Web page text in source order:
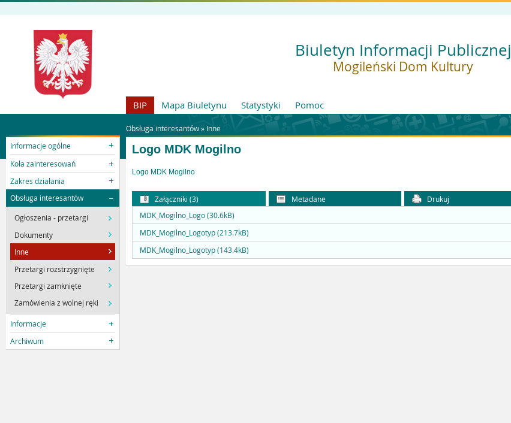
Biuletyn Informacji Publicznej
Mogileński Dom Kultury
BIP Mapa Biuletynu Statystyki Pomoc
Obsługa interesantów » Inne
Informacje ogólne
Koła zainteresowań
Zakres działania
Obsługa interesantów
Ogłoszenia - przetargi
Dokumenty
Inne
Przetargi rozstrzygnięte
Przetargi zamknięte
Zamówienia z wolnej ręki
Informacje
Archiwum
Logo MDK Mogilno
Logo MDK Mogilno
Załączniki (3) Metadane Drukuj
MDK_Mogilno_Logo (30.6kB)
MDK_Mogilno_Logotyp (213.7kB)
MDK_Mogilno_Logotyp (143.4kB)